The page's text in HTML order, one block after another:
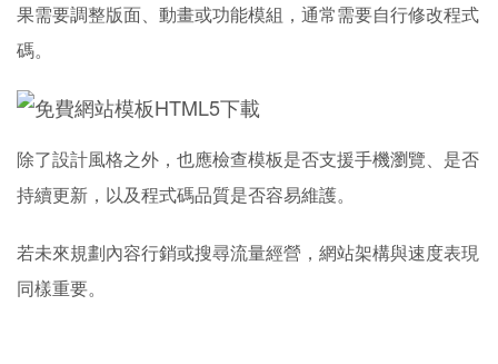
果需要調整版面、動畫或功能模組，通常需要自行修改程式
碼。
除了設計風格之外，也應檢查模板是否支援手機瀏覽、是否
持續更新，以及程式碼品質是否容易維護。
若未來規劃內容行銷或搜尋流量經營，網站架構與速度表現
同樣重要。